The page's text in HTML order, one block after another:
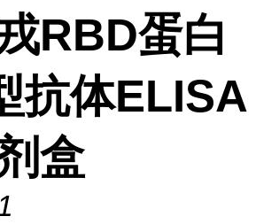
RBD蛋白
抗体ELISA
盒